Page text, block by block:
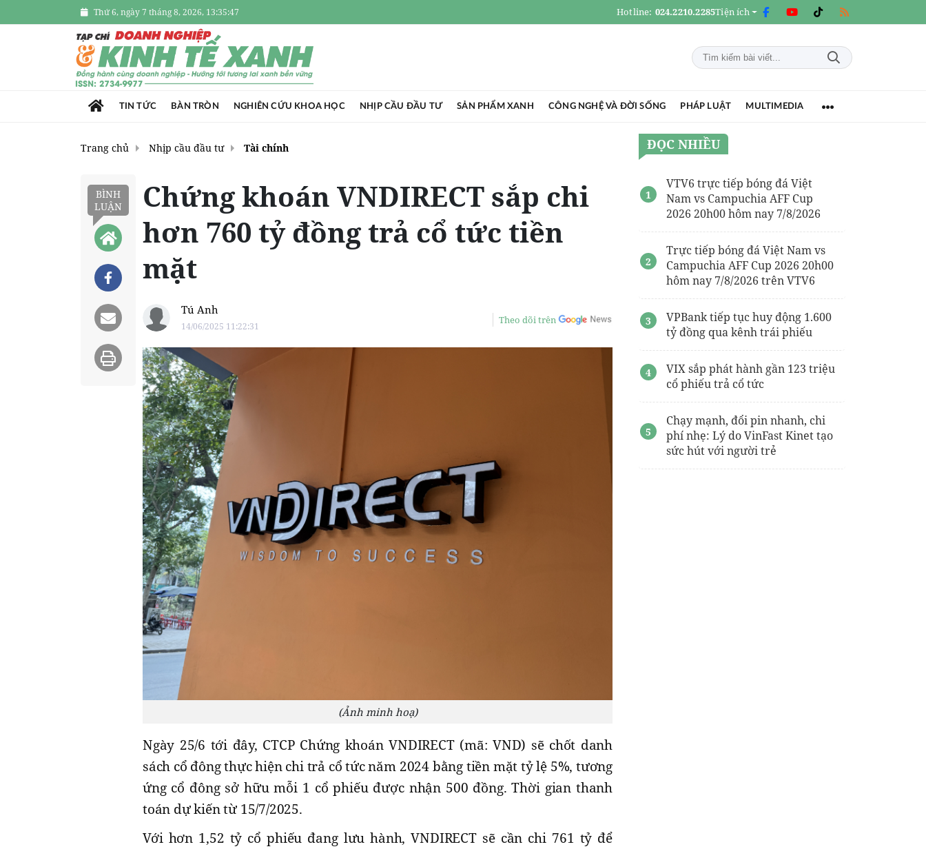
Thứ 6, ngày 7 tháng 8, 2026, 13:35:49 Hotline: 024.2210.2285Tiện ích
TIN TỨC BÀN TRÒN NGHIÊN CỨU KHOA HỌC NHỊP CẦU ĐẦU TƯ SẢN PHẨM XANH CÔNG NGHỆ VÀ ĐỜI SỐNG PHÁP LUẬT MULTIMEDIA
Trang chủ Nhịp cầu đầu tư Tài chính
BÌNH
LUẬN
Chứng khoán VNDIRECT sắp chi
hơn 760 tỷ đồng trả cổ tức tiền
mặt
Tú Anh
14/06/2025 11:22:31
Theo dõi trên
(Ảnh minh hoạ)
Ngày 25/6 tới đây, CTCP Chứng khoán VNDIRECT (mã: VND) sẽ chốt danh
sách cổ đông thực hiện chi trả cổ tức năm 2024 bằng tiền mặt tỷ lệ 5%, tương
ứng cổ đông sở hữu mỗi 1 cổ phiếu được nhận 500 đồng. Thời gian thanh
toán dự kiến từ 15/7/2025.
Với hơn 1,52 tỷ cổ phiếu đang lưu hành, VNDIRECT sẽ cần chi 761 tỷ để
ĐỌC NHIỀU
VTV6 trực tiếp bóng đá Việt
Nam vs Campuchia AFF Cup
2026 20h00 hôm nay 7/8/2026
Trực tiếp bóng đá Việt Nam vs
Campuchia AFF Cup 2026 20h00
hôm nay 7/8/2026 trên VTV6
VPBank tiếp tục huy động 1.600
tỷ đồng qua kênh trái phiếu
VIX sắp phát hành gần 123 triệu
cổ phiếu trả cổ tức
Chạy mạnh, đổi pin nhanh, chi
phí nhẹ: Lý do VinFast Kinet tạo
sức hút với người trẻ